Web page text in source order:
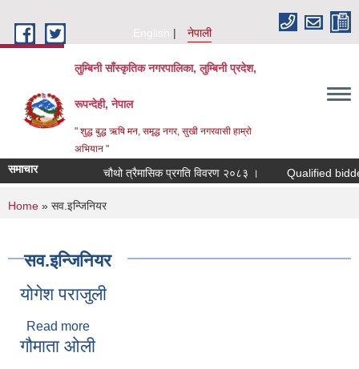
English
नेपाली
लुम्बिनी साँस्कृतिक नगरपालिका, लुम्बिनी प्रदेश,
रूपन्देही, नेपाल
" शुद्ध बुद्ध ऋषि मन, समृद्ध नगर, सुखी नगरवासी हाम्रो
अभियान "
समाचार चौथो त्रैमासिक प्रगति विवरण २०८३ । Qualified bidders in
You are here
Home » सव.इन्जिनियर
सव.इन्जिनियर
योगेश पराजुली
Read more
गौमाता ओली